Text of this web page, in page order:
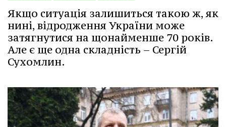
Якщо ситуація залишиться такою ж, як
нині, відродження України може
затягнутися на щонайменше 70 років.
Але є ще одна складність – Сергій
Сухомлин.